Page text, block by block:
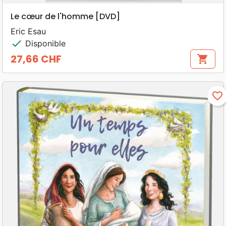
Le cœur de l'homme [DVD]
Eric Esau
check Disponible
Prix
27,66 CHF shopping_cart
favorite_border